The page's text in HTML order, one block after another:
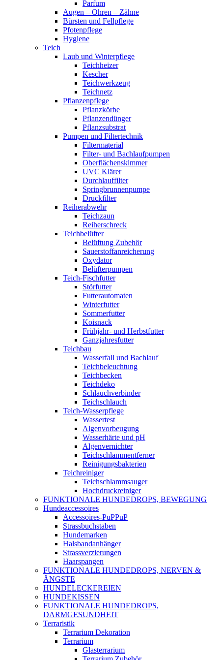
Parfum
Augen – Ohren – Zähne
Bürsten und Fellpflege
Pfotenpflege
Hygiene
Teich
Laub und Winterpflege
Teichheizer
Kescher
Teichwerkzeug
Teichnetz
Pflanzenpflege
Pflanzkörbe
Pflanzendünger
Pflanzsubstrat
Pumpen und Filtertechnik
Filtermaterial
Filter- und Bachlaufpumpen
Oberflächenskimmer
UVC Klärer
Durchlauffilter
Springbrunnenpumpe
Druckfilter
Reiherabwehr
Teichzaun
Reiherschreck
Teichbelüfter
Belüftung Zubehör
Sauerstoffanreicherung
Oxydator
Belüfterpumpen
Teich-Fischfutter
Störfutter
Futterautomaten
Winterfutter
Sommerfutter
Koisnack
Frühjahr- und Herbstfutter
Ganzjahresfutter
Teichbau
Wasserfall und Bachlauf
Teichbeleuchtung
Teichbecken
Teichdeko
Schlauchverbinder
Teichschlauch
Teich-Wasserpflege
Wassertest
Algenvorbeugung
Wasserhärte und pH
Algenvernichter
Teichschlammentferner
Reinigungsbakterien
Teichreiniger
Teichschlammsauger
Hochdruckreiniger
FUNKTIONALE HUNDEDROPS, BEWEGUNG
Hundeaccessoires
Accessoires-PuPPuP
Strassbuchstaben
Hundemarken
Halsbandanhänger
Strassverzierungen
Haarspangen
FUNKTIONALE HUNDEDROPS, NERVEN &
ÄNGSTE
HUNDELECKEREIEN
HUNDEKISSEN
FUNKTIONALE HUNDEDROPS,
DARMGESUNDHEIT
Terraristik
Terrarium Dekoration
Terrarium
Glasterrarium